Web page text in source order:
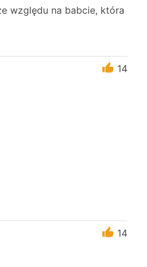
względu na babcie, która
14
14